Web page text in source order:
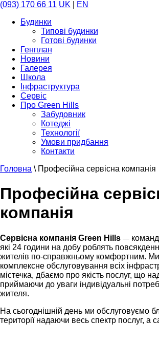
(093) 170 66 11 UK
EN
Будинки
Типові будинки
Готові будинки
Генплан
Новини
Галерея
Школа
Інфраструктура
Сервіс
Про Green Hills
Забудовник
Котеджі
Технології
Умови придбання
Контакти
Головна \ Професійна сервісна компанія
Професійна
компанія
Сервісна компанія Green Hills —
які 24 години на добу роблять
жителів по-справжньому комфортним.
комплексне обслуговування всіх
містечка, дбаємо про якість послуг, що
приймаючи до уваги індивідуальні
жителя.
На сьогоднішній день ми обслуговуємо
території надаючи весь спектр послуг, а